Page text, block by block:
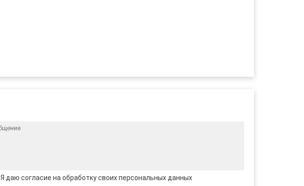
Я даю согласие на обработку своих персональных данных